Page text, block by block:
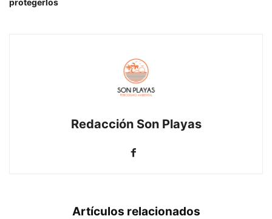
Redacción Son Playas
Artículos relacionados